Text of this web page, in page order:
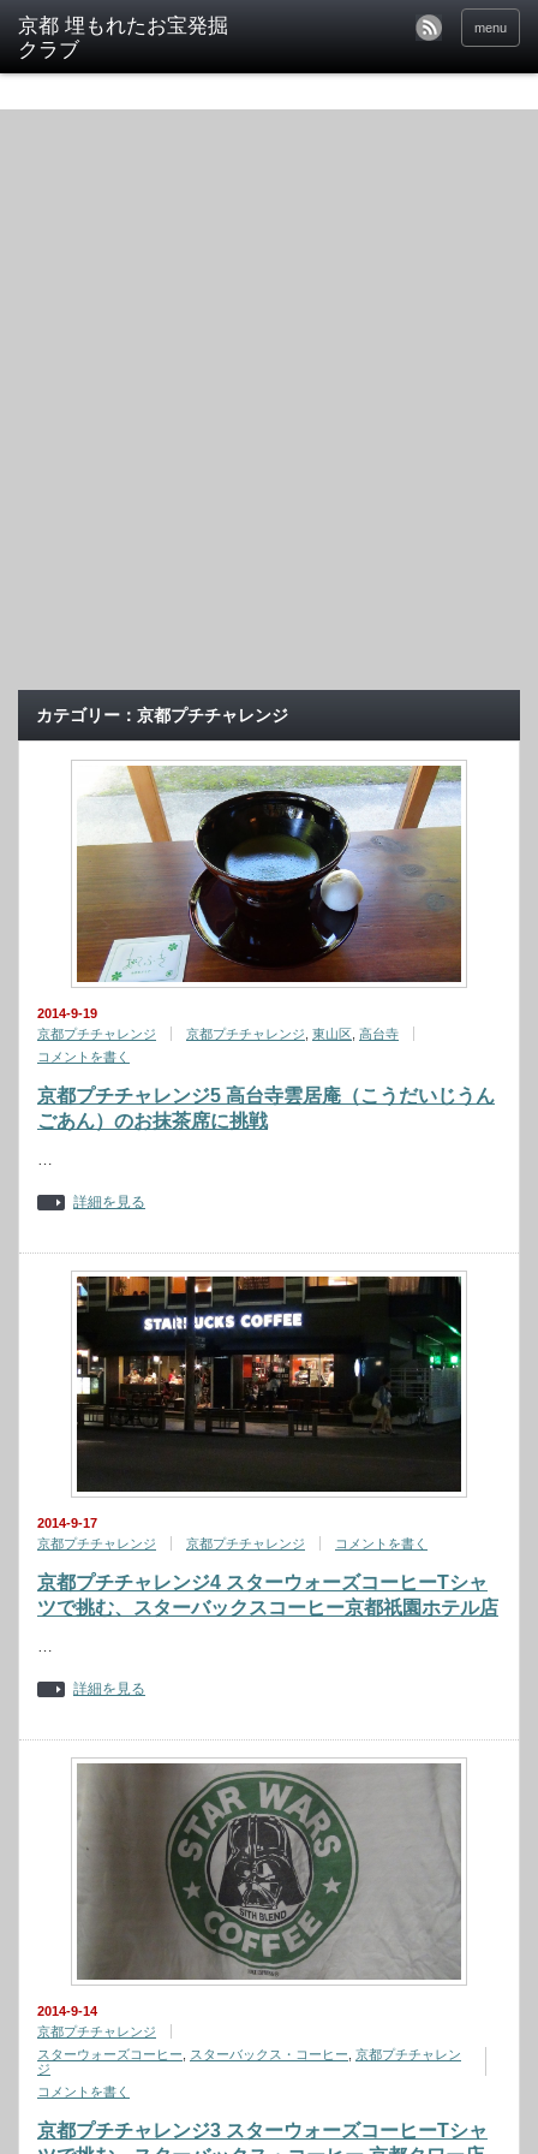
京都 埋もれたお宝発掘
クラブ
menu
カテゴリー：京都プチチャレンジ
2014-9-19
京都プチチャレンジ
京都プチチャレンジ 東山区 高台寺
コメントを書く
京都プチチャレンジ5 高台寺雲居庵（こうだいじうん
ごあん）のお抹茶席に挑戦
詳細を見る
2014-9-17
京都プチチャレンジ
京都プチチャレンジ コメントを書く
京都プチチャレンジ4 スターウォーズコーヒーTシャ
ツで挑む、スターバックスコーヒー京都祇園ホテル店
…
詳細を見る
2014-9-14
京都プチチャレンジ
スターウォーズコーヒー
スターバックス・コーヒー 京都プチチャレン
ジ
コメントを書く
京都プチチャレンジ3 スターウォーズコーヒーTシャ